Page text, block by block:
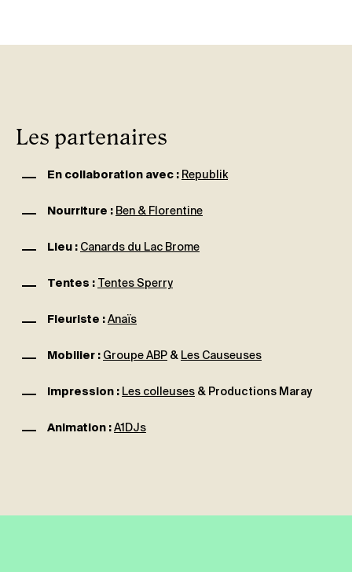
Les partenaires
En collaboration avec : Republik
Nourriture : Ben & Florentine
Lieu : Canards du Lac Brome
Tentes : Tentes Sperry
Fleuriste : Anaïs
Mobilier : Groupe ABP & Les Causeuses
Impression : Les colleuses & Productions Maray
Animation : A1DJs